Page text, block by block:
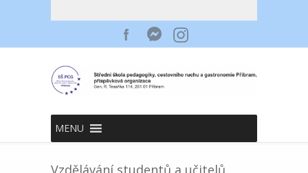
MENU
Vzdělávání studentů a učitelů